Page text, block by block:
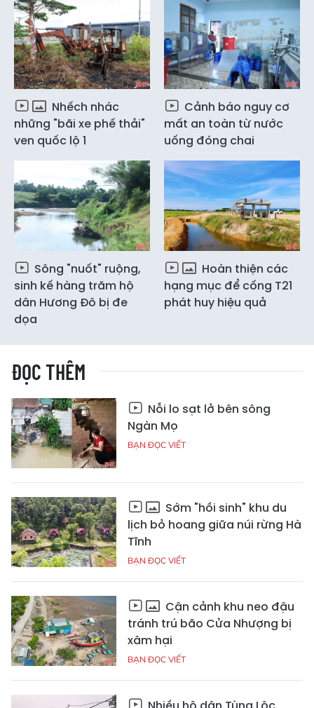
Nhếch nhác
những "bãi xe phế thải"
ven quốc lộ 1
Cảnh báo nguy cơ
mất an toàn từ nước
uống đóng chai
Sông "nuốt" ruộng,
sinh kế hàng trăm hộ
dân Hương Đô bị đe
dọa
Hoàn thiện các
hạng mục để cống T21
phát huy hiệu quả
ĐỌC THÊM
Nỗi lo sạt lở bên sông
Ngàn Mọ
BẠN ĐỌC VIẾT
Sớm "hồi sinh" khu du
lịch bỏ hoang giữa núi rừng Hà
Tĩnh
BẠN ĐỌC VIẾT
Cận cảnh khu neo đậu
tránh trú bão Cửa Nhượng bị
xâm hại
BẠN ĐỌC VIẾT